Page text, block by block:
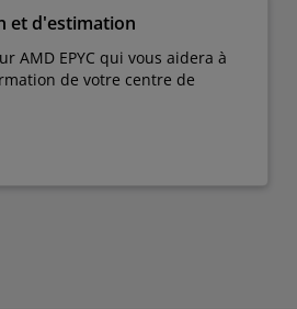
et d'estimation
AMD EPYC qui vous aidera à
de votre centre de